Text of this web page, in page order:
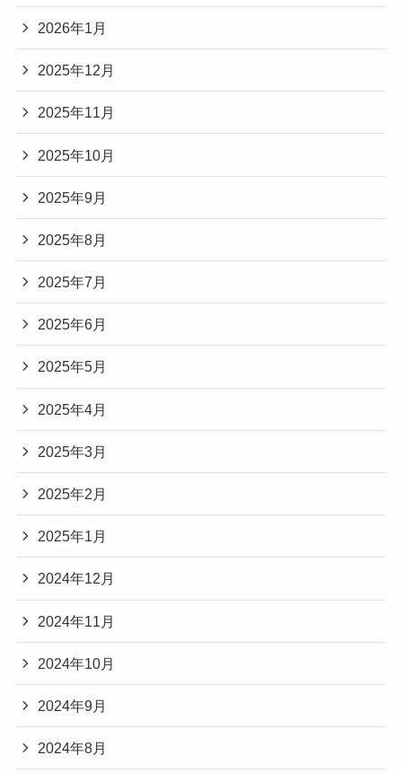
2026年1月
2025年12月
2025年11月
2025年10月
2025年9月
2025年8月
2025年7月
2025年6月
2025年5月
2025年4月
2025年3月
2025年2月
2025年1月
2024年12月
2024年11月
2024年10月
2024年9月
2024年8月